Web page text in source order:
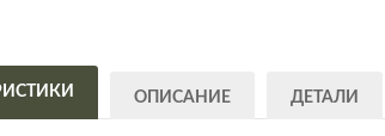
ОПИСАНИЕ ДЕТАЛИ